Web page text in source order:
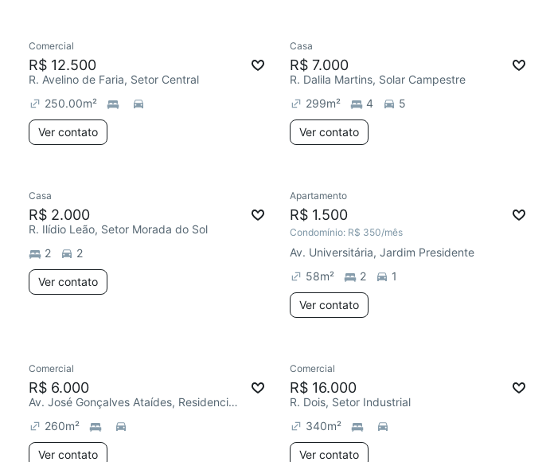
Comercial
R$ 12.500
R. Avelino de Faria, Setor Central
250.00m²
Ver contato
Casa
R$ 7.000
R. Dalila Martins, Solar Campestre
299m² 4 5
Ver contato
Casa
R$ 2.000
R. Ilídio Leão, Setor Morada do Sol
2
2
Ver contato
Apartamento
R$ 1.500
Condomínio: R$ 350/mês
Av. Universitária, Jardim Presidente
58m² 2 1
Ver contato
Comercial
R$ 6.000
Av. José Gonçalves Ataídes, Residencial Solar dos Ataídes 1ª Etapa
260m²
Ver contato
Comercial
R$ 16.000
R. Dois, Setor Industrial
340m²
Ver contato